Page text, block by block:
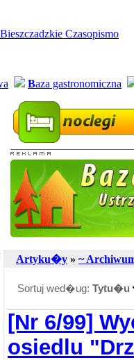
Baza gastronomiczna
Artyku�y » ~
Sortuj wed�ug: Tytu�u
[Nr 6/99]
osiedlu